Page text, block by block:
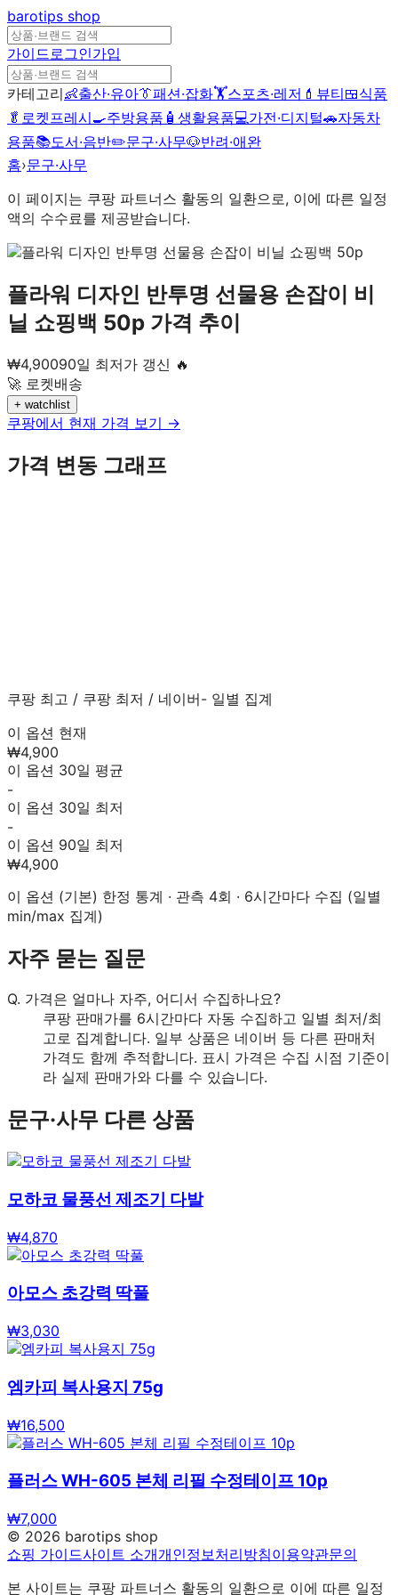
barotips shop
가이드로그인가입
카테고리👶출산·유아👔패션·잡화🏋️스포츠·레저 💄 뷰티🍱식품
🥬 로켓프레시🍳주방용품 🧴 생활용품💻가전·디지털🚗자동차
용품📚도서·음반✏️문구·사무🐶반려·애완
홈›문구·사무
이 페이지는 쿠팡 파트너스 활동의 일환으로, 이에 따른 일정
액의 수수료를 제공받습니다.
플라워 디자인 반투명 선물용 손잡이 비
닐 쇼핑백 50p 가격 추이
₩4,90090일 최저가 갱신 🔥
🚀 로켓배송
+ watchlist
쿠팡에서 현재 가격 보기 →
가격 변동 그래프
쿠팡 최고 / 쿠팡 최저 / 네이버- 일별 집계
이 옵션 현재
₩4,900
이 옵션 30일 평균
-
이 옵션 30일 최저
-
이 옵션 90일 최저
₩4,900
이 옵션 (기본) 한정 통계 · 관측 4회 · 6시간마다 수집 (일별
min/max 집계)
자주 묻는 질문
Q. 가격은 얼마나 자주, 어디서 수집하나요?
쿠팡 판매가를 6시간마다 자동 수집하고 일별 최저/최
고로 집계합니다. 일부 상품은 네이버 등 다른 판매처
가격도 함께 추적합니다. 표시 가격은 수집 시점 기준이
라 실제 판매가와 다를 수 있습니다.
문구·사무 다른 상품
모하코 물풍선 제조기 다발
₩4,870
아모스 초강력 딱풀
₩3,030
엠카피 복사용지 75g
₩16,500
플러스 WH-605 본체 리필 수정테이프 10p
₩7,000
© 2026 barotips shop
쇼핑 가이드사이트 소개개인정보처리방침이용약관문의
본 사이트는 쿠팡 파트너스 활동의 일환으로 이에 따른 일정